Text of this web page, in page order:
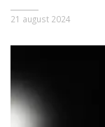
21 august 2024